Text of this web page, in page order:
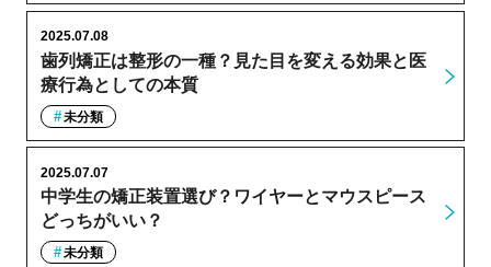
歯列矯正は整形の一種？見た目を変える効果と医
療行為としての本質
2025.07.08
未分類
中学生の矯正装置選び？ワイヤーとマウスピース
どっちがいい？
2025.07.07
未分類